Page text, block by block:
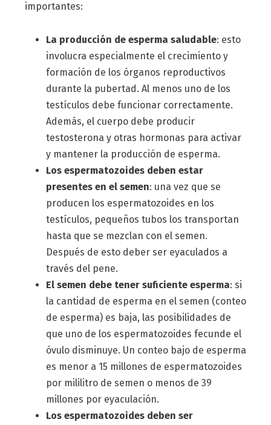
importantes:
La producción de esperma saludable: esto
involucra especialmente el crecimiento y
formación de los órganos reproductivos
durante la pubertad. Al menos uno de los
testículos debe funcionar correctamente.
Además, el cuerpo debe producir
testosterona y otras hormonas para activar
y mantener la producción de esperma.
Los espermatozoides deben estar
presentes en el semen: una vez que se
producen los espermatozoides en los
testículos, pequeños tubos los transportan
hasta que se mezclan con el semen.
Después de esto deber ser eyaculados a
través del pene.
El semen debe tener suficiente esperma: si
la cantidad de esperma en el semen (conteo
de esperma) es baja, las posibilidades de
que uno de los espermatozoides fecunde el
óvulo disminuye. Un conteo bajo de esperma
es menor a 15 millones de espermatozoides
por mililitro de semen o menos de 39
millones por eyaculación.
Los espermatozoides deben ser